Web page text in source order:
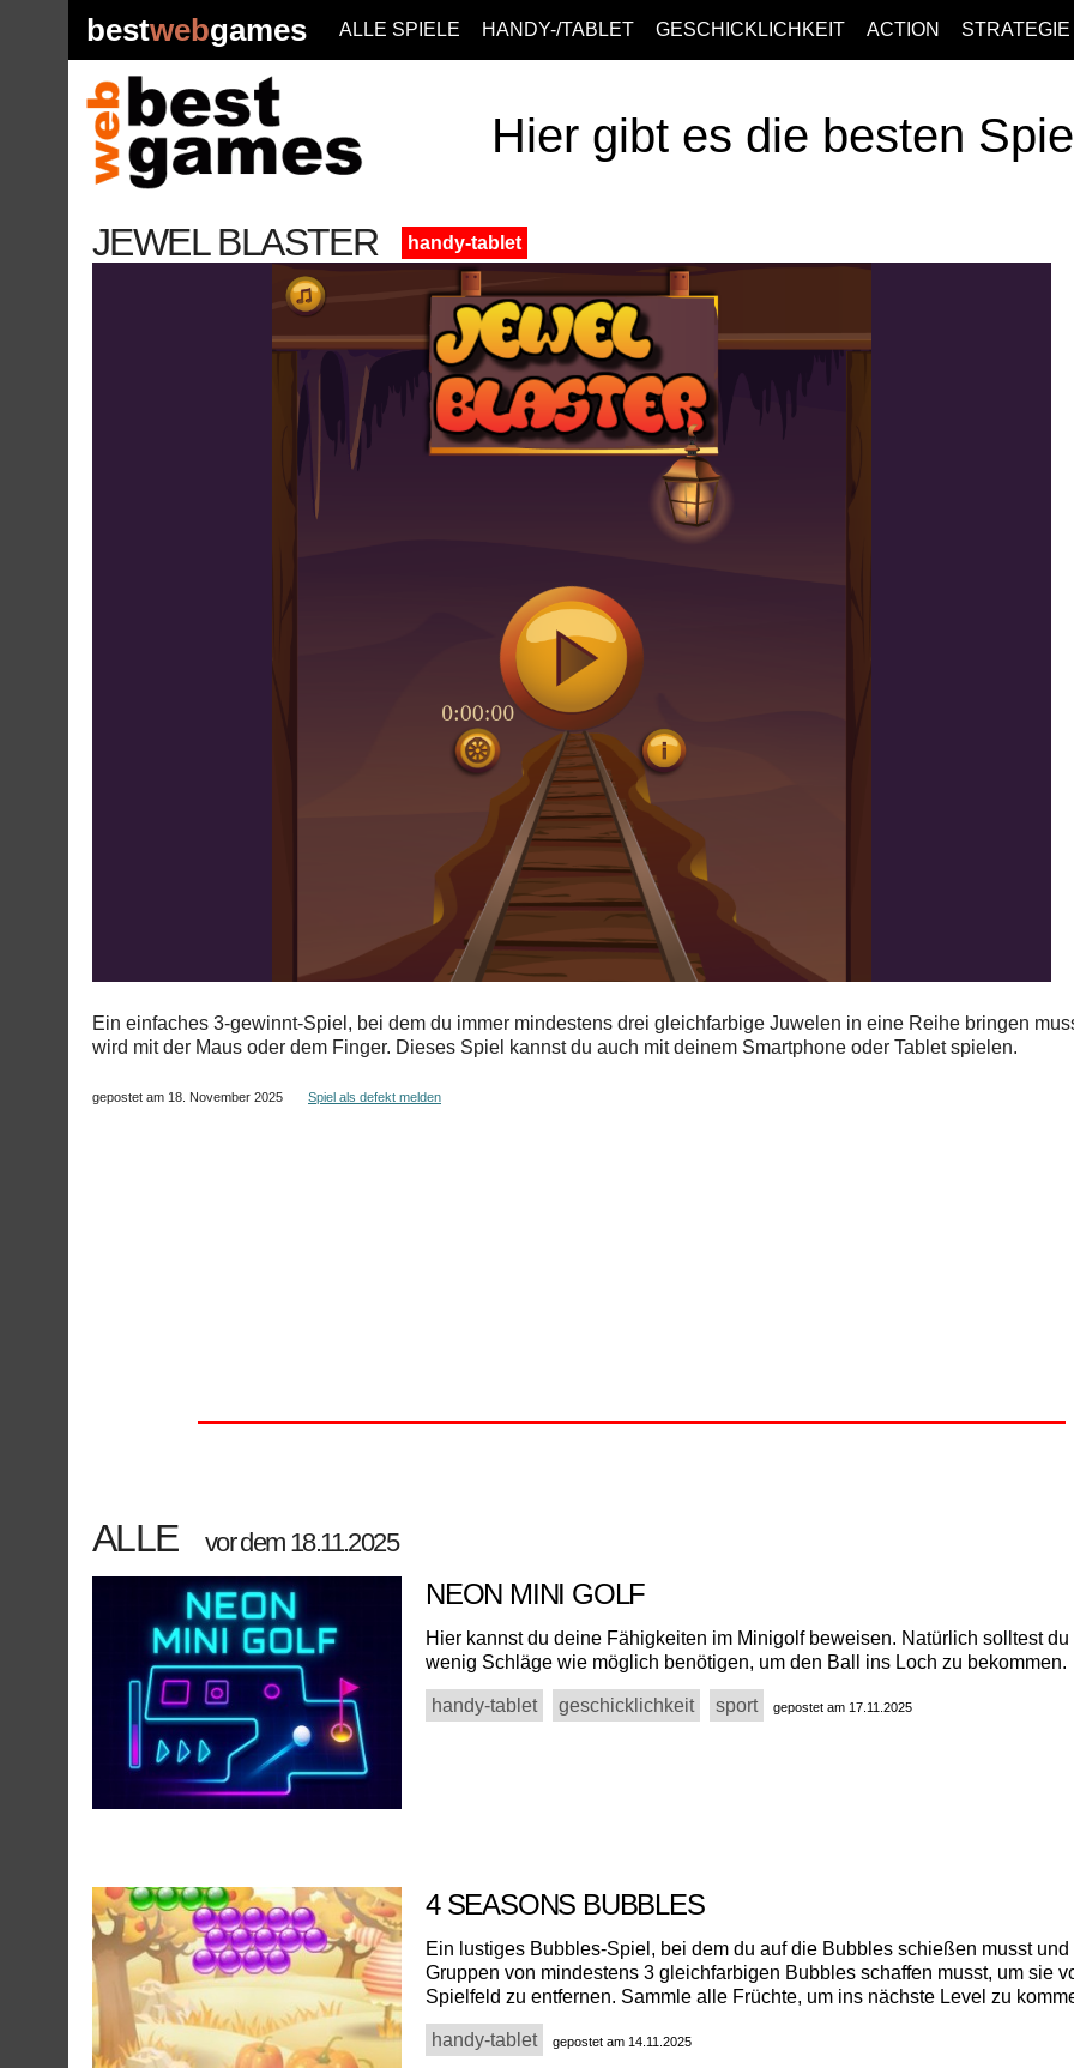
bestwebgames ALLE SPIELE HANDY-/TABLET GESCHICKLICHKEIT ACTION STRATEGIE
Hier gibt es die besten
JEWEL BLASTER handy-tablet
Ein einfaches 3-gewinnt-Spiel, bei dem du immer mindestens drei gleichfarbige Juwelen in eine Reihe bringen
wird mit der Maus oder dem Finger. Dieses Spiel kannst du auch mit deinem Smartphone oder Tablet spielen.
gepostet am 18. November 2025 Spiel als defekt melden
ALLE vor dem 18.11.2025
NEON MINI GOLF
Hier kannst du deine Fähigkeiten im Minigolf beweisen. Natürlich solltest du
wenig Schläge wie möglich benötigen, um den Ball ins Loch zu bekommen.
handy-tablet geschicklichkeit sport gepostet am 17.11.2025
4 SEASONS BUBBLES
Ein lustiges Bubbles-Spiel, bei dem du auf die Bubbles schießen musst und
Gruppen von mindestens 3 gleichfarbigen Bubbles schaffen musst, um sie
Spielfeld zu entfernen. Sammle alle Früchte, um ins nächste Level zu
handy-tablet gepostet am 14.11.2025